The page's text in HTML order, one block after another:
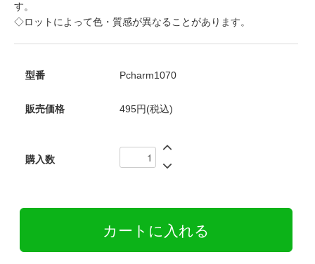
す。
◇ロットによって色・質感が異なることがあります。
型番 Pcharm1070
販売価格 495円(税込)
購入数